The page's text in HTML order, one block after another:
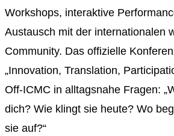
Workshops, interaktive
Austausch mit der internationalen
Community. Das offizielle
„Innovation, Translation,
Off-ICMC in alltagsnahe Fragen:
dich? Wie klingt sie heute? Wo
sie auf?“